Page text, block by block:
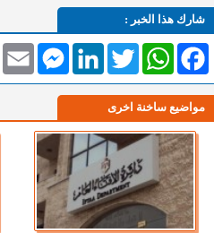
شارك هذا الخبر :
Email
MessengerLinkedInTwitterWhatsAppFacebook
مواضيع ساخنة اخرى